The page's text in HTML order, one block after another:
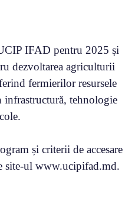
IFAD pentru 2025 și
dezvoltarea agriculturii
fermierilor resursele
infrastructură, tehnologie
și criterii de accesare
site-ul www.ucipifad.md.